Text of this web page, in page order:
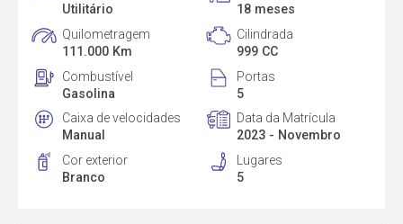
Utilitário
18 meses
Quilometragem
111.000 Km
Cilindrada
999 CC
Combustível
Gasolina
Portas
5
Caixa de velocidades
Manual
Data da Matrícula
2023 - Novembro
Cor exterior
Branco
Lugares
5